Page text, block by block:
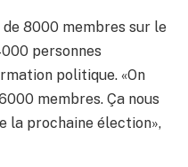
de 8000 membres sur le
personnes
politique. «On
membres. Ça nous
la prochaine élection»,